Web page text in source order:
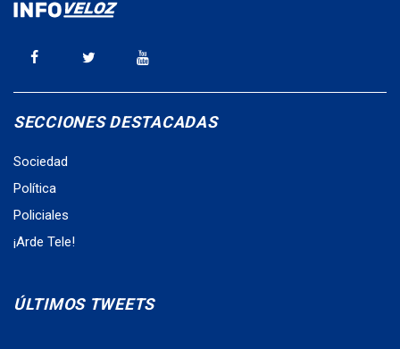
SECCIONES DESTACADAS
Sociedad
Política
Policiales
¡Arde Tele!
ÚLTIMOS TWEETS